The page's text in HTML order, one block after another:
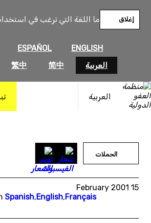
ما اللغة التي ترغب في
ENGLISH
ESPAÑOL
العربية
简中
繁中
إغلاق
العربية
المحتوى
الحملات
15 February 2001
Spanish,English,Français